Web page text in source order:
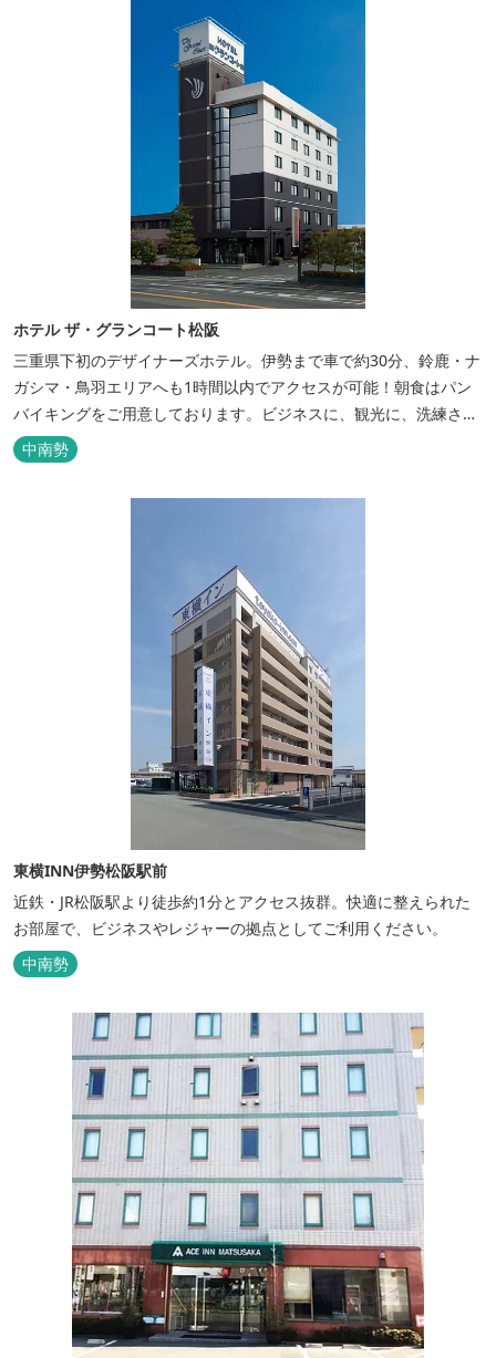
ホテル ザ・グランコート松阪
三重県下初のデザイナーズホテル。伊勢まで車で約30分、鈴鹿・ナ
ガシマ・鳥羽エリアへも1時間以内でアクセスが可能！朝食はパン
バイキングをご用意しております。ビジネスに、観光に、洗練され
た空間の中で上質なひとときをお過ごしください。
中南勢
東横INN伊勢松阪駅前
近鉄・JR松阪駅より徒歩約1分とアクセス抜群。快適に整えられた
お部屋で、ビジネスやレジャーの拠点としてご利用ください。
中南勢